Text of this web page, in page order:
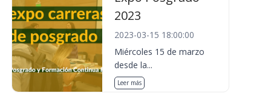
2023
2023-03-15 18:00:00
Miércoles 15 de marzo
desde la...
Leer más